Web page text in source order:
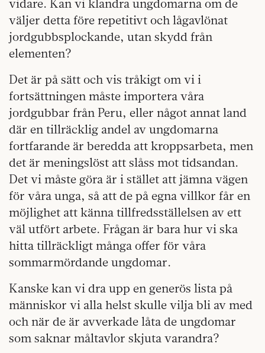
vidare. Kan vi klandra ungdomarna om de
väljer detta före repetitivt och lågavlönat
jordgubbsplockande, utan skydd från
elementen?
Det är på sätt och vis tråkigt om vi i
fortsättningen måste importera våra
jordgubbar från Peru, eller något annat land
där en tillräcklig andel av ungdomarna
fortfarande är beredda att kroppsarbeta, men
det är meningslöst att slåss mot tidsandan.
Det vi måste göra är i stället att jämna vägen
för våra unga, så att de på egna villkor får en
möjlighet att känna tillfredsställelsen av ett
väl utfört arbete. Frågan är bara hur vi ska
hitta tillräckligt många offer för våra
sommarmördande ungdomar.
Kanske kan vi dra upp en generös lista på
människor vi alla helst skulle vilja bli av med
och när de är avverkade låta de ungdomar
som saknar måltavlor skjuta varandra?